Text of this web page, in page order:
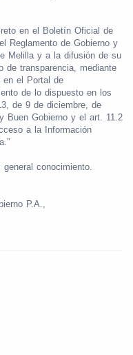
en el Boletín Oficial de
Reglamento de Gobierno y
Melilla y a la difusión de su
de transparencia, mediante
en el Portal de
de lo dispuesto en los
de 9 de diciembre, de
Buen Gobierno y el art. 11.2
a la Información
conocimiento.
P.A.,